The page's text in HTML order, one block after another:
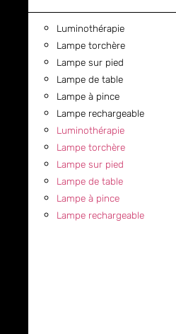
Luminothérapie
Lampe torchère
Lampe sur pied
Lampe de table
Lampe à pince
Lampe rechargeable
Luminothérapie
Lampe torchère
Lampe sur pied
Lampe de table
Lampe à pince
Lampe rechargeable